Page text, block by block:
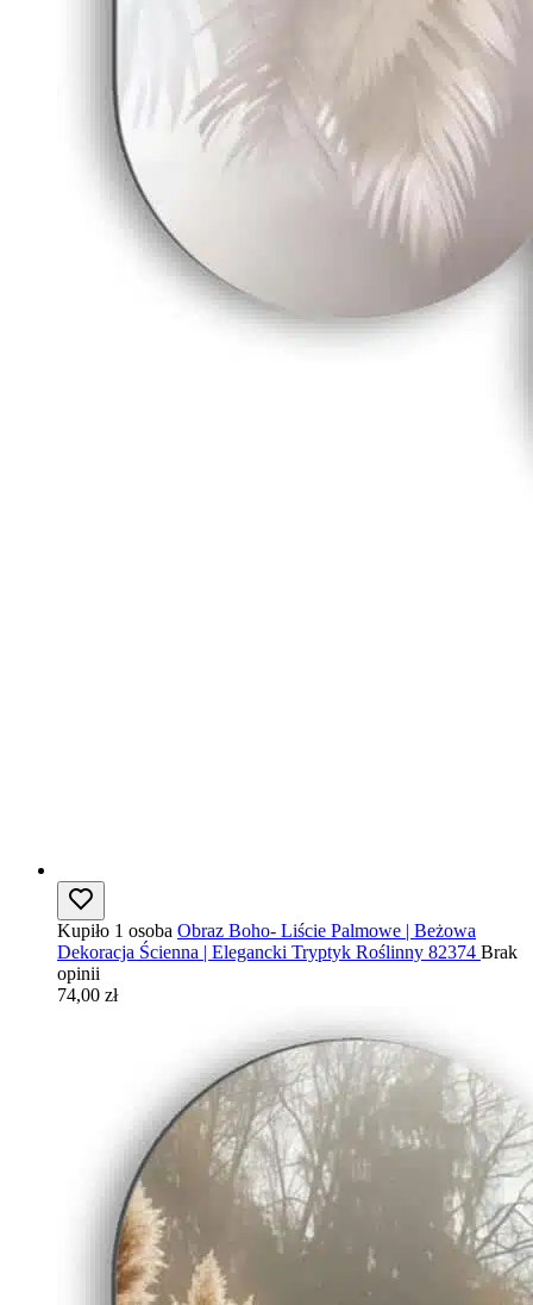
Kupiło 1 osoba Obraz Boho- Liście Palmowe | Beżowa
Dekoracja Ścienna | Elegancki Tryptyk Roślinny 82374 Brak
opinii
74,00 zł